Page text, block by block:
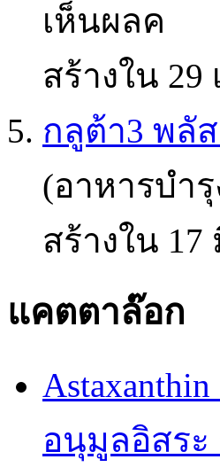
เห็นผลค
สร้างใน 29
5. กลูต้า3 พลัส
(อาหารบำ
สร้างใน
แคตตาล๊อก
อนุมูลอิสร